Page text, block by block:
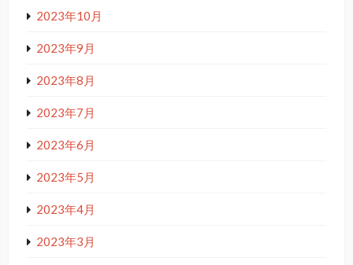
2023年10月
2023年9月
2023年8月
2023年7月
2023年6月
2023年5月
2023年4月
2023年3月